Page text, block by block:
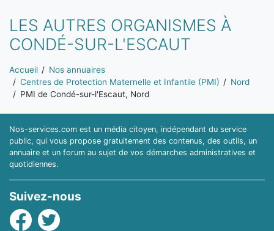
LES AUTRES ORGANISMES À
CONDÉ-SUR-L'ESCAUT
Vous êtes ici:
Accueil
Nos annuaires
Centres de Protection Maternelle et Infantile (PMI)
Nord
PMI de Condé-sur-l'Escaut, Nord
Nos-services.com est un média citoyen, indépendant du service
public, qui vous propose gratuitement des contenus, des outils, un
annuaire et un forum au sujet de vos démarches administratives et
quotidiennes.
Suivez-nous
Facebook
Twitter